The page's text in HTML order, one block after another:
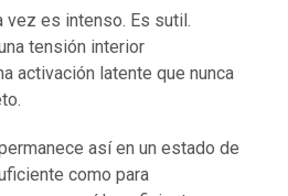
vez es intenso. Es sutil.
tensión interior
activación latente que nunca
así en un estado de
como para